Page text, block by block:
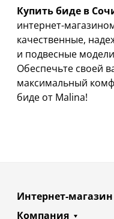
Купить биде в
интернет-
качественные,
и подвесные
Обеспечьте своей
максимальный
биде от Malina!
Интернет-магазин
Компания